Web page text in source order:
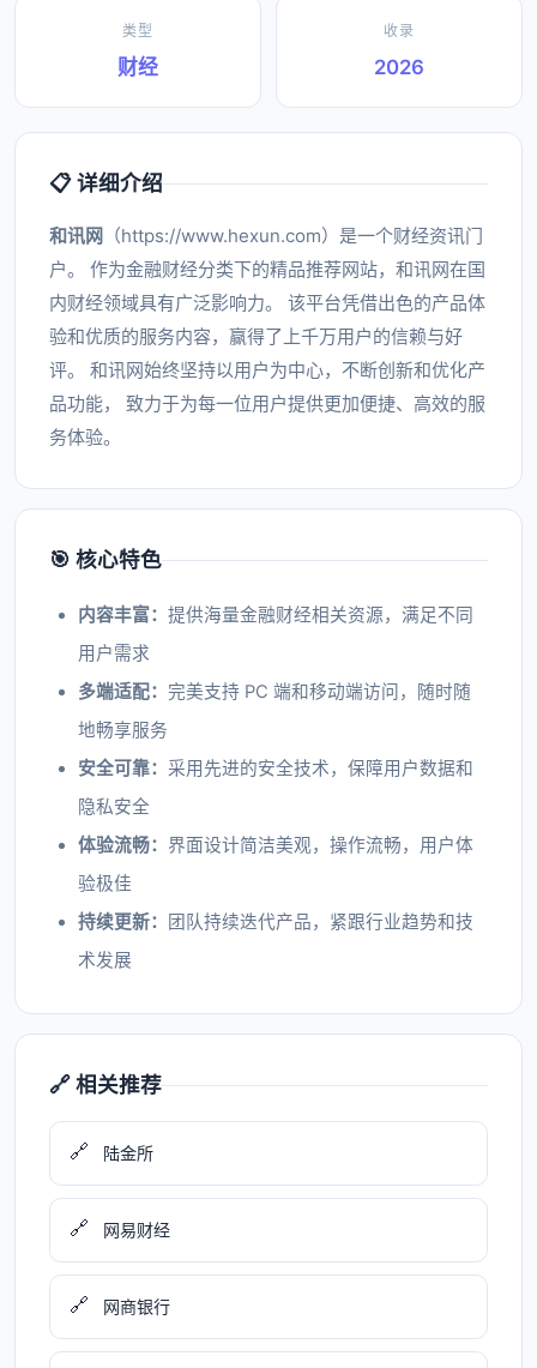
类型
财经
收录
2026
📋 详细介绍
和讯网 （https://www.hexun.com）是一个财经资讯门
户。 作为金融财经分类下的精品推荐网站，和讯网在国
内财经领域具有广泛影响力。 该平台凭借出色的产品体
验和优质的服务内容，赢得了上千万用户的信赖与好
评。 和讯网始终坚持以用户为中心，不断创新和优化产
品功能， 致力于为每一位用户提供更加便捷、高效的服
务体验。
🎯 核心特色
内容丰富： 提供海量金融财经相关资源，满足不同
用户需求
多端适配： 完美支持 PC 端和移动端访问，随时随
地畅享服务
安全可靠： 采用先进的安全技术，保障用户数据和
隐私安全
体验流畅： 界面设计简洁美观，操作流畅，用户体
验极佳
持续更新：
团队持续迭代产品，紧跟行业趋势和技
术发展
🔗 相关推荐
🔗 陆金所
🔗 网易财经
🔗 网商银行